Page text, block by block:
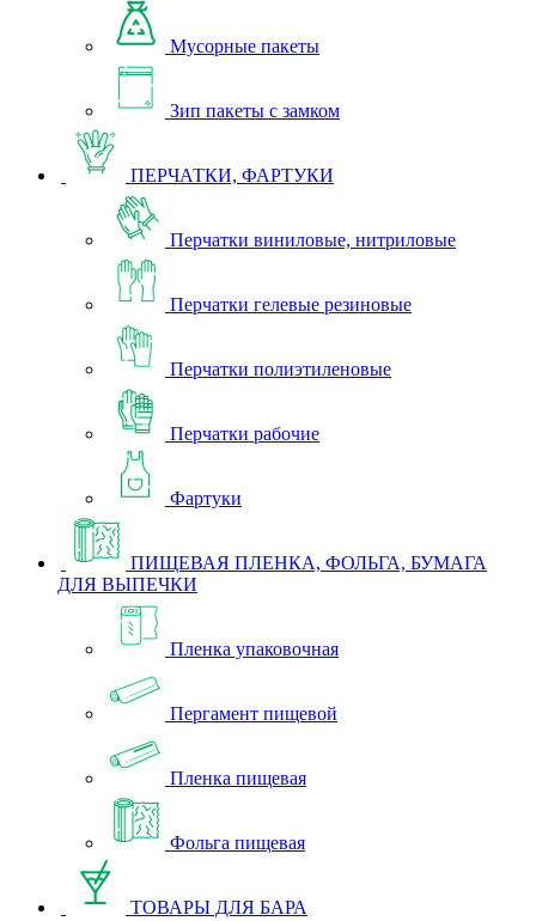
Мусорные пакеты
Зип пакеты с замком
ПЕРЧАТКИ, ФАРТУКИ
Перчатки виниловые, нитриловые
Перчатки гелевые резиновые
Перчатки полиэтиленовые
Перчатки рабочие
Фартуки
ПИЩЕВАЯ ПЛЕНКА, ФОЛЬГА, БУМАГА
ДЛЯ ВЫПЕЧКИ
Пленка упаковочная
Пергамент пищевой
Пленка пищевая
Фольга пищевая
ТОВАРЫ ДЛЯ БАРА